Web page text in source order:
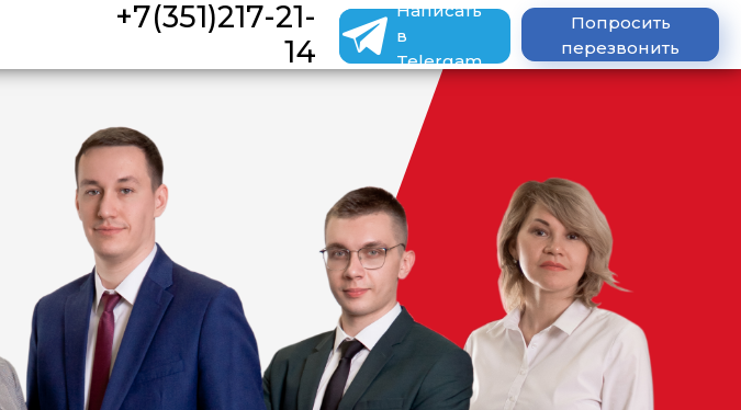
+7(351)217-21-
14
Попросить
перезвонить
Написать
в
Telergam